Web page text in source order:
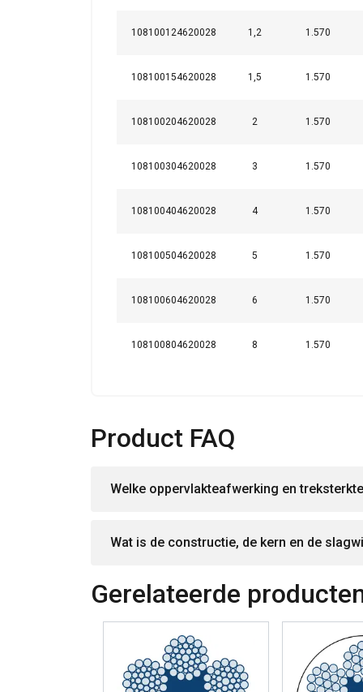
108100124620028 1,2 1.570
108100154620028 1,5 1.570
108100204620028 2 1.570
108100304620028 3 1.570
108100404620028 4 1.570
108100504620028 5 1.570
108100604620028 6 1.570
108100804620028 8 1.570
Product FAQ
Welke oppervlakteafwerking en
Wat is de constructie, de kern en de
Gerelateerde